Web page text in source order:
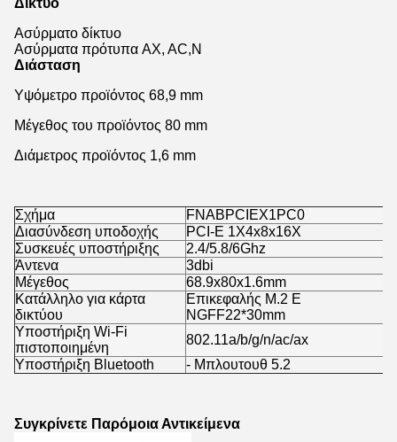
Δίκτυο
Ασύρματο δίκτυο
Ασύρματα πρότυπα AX, AC,N
Διάσταση
Υψόμετρο προϊόντος 68,9 mm
Μέγεθος του προϊόντος 80 mm
Διάμετρος προϊόντος 1,6 mm
Σχήμα
FNABPCIEX1PC0
Διασύνδεση υποδοχής
PCI-E 1X4x8x16X
Συσκευές υποστήριξης
2.4/5.8/6Ghz
Άντενα
3dbi
Μέγεθος
68.9x80x1.6mm
Κατάλληλο για κάρτα
δικτύου
Επικεφαλής M.2 E
NGFF22*30mm
Υποστήριξη Wi-Fi
πιστοποιημένη
802.11a/b/g/n/ac/ax
Υποστήριξη Bluetooth
- Μπλουτουθ 5.2
Συγκρίνετε Παρόμοια Αντικείμενα